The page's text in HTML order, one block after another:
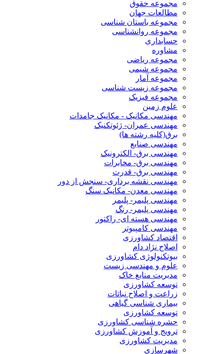
مجموعه حقوق
مطالعات جهان
مجموعه باستان شناسی
مجموعه روانشناسی
حسابداری
مشاوره
مجموعه ریاضی
مجموعه شیمی
مجموعه آمار
مجموعه زیست شناسی
مجموعه فیزیک
علوم زمین
مهندسی مکانیک - مکانیک جامدات
مهندسی عمران- ژئوتکنیک
برق(کلیه رشته ها)
مهندسی صنایع
مهندسی برق- الکترونیک
مهندسی برق- مخابرات
مهندسی برق- قدرت
مهندسی نقشه برداری- سنجش از دور
مهندسی معدن- مکانیک سنگ
مهندسی پلیمر- پلیمر
مهندسی پلیمر- رنگ
مهندسی هسته ای- راکتور
مهندسی کامپیوتر
اقتصاد کشاورزی
اصلاح نژاد دام
بیوتکنولوژی کشاورزی
علوم و مهندسی زیست
مدیریت منابع خاک
توسعه کشاورزی
زراعت و اصلاح نباتات
بیماری شناسی گیاهی
توسعه کشاورزی
حشره شناسی کشاورزی
ترویج و آموزش کشاورزی
مدیریت کشاورزی
شهرسازی